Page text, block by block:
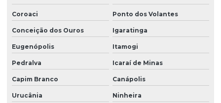
Coroaci Ponto dos Volantes
Conceição dos Ouros Igaratinga
Eugenópolis Itamogi
Pedralva Icaraí de Minas
Capim Branco Canápolis
Urucânia Ninheira